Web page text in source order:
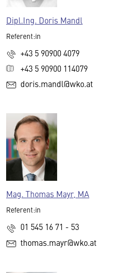
Dipl.Ing. Doris Mandl
Referent:in
+43 5 90900 4079
+43 5 90900 114079
doris.mandl@wko.at
Mag. Thomas Mayr, MA
Referent:in
01 545 16 71 - 53
thomas.mayr@wko.at